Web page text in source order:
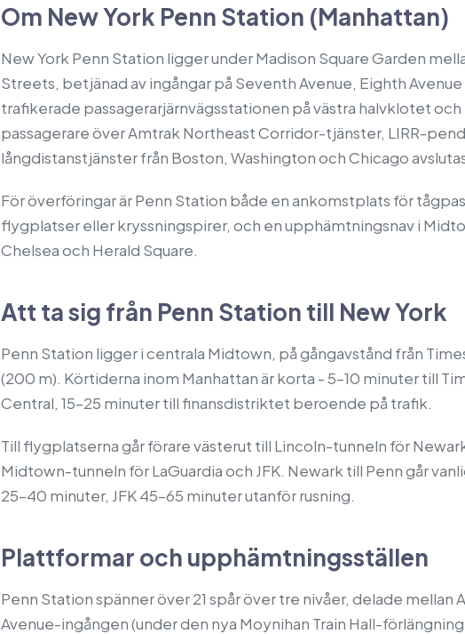
Om New York Penn Station (Manhattan)
New York Penn Station ligger under Madison Square Garden
Streets, betjänad av ingångar på Seventh Avenue, Eighth
trafikerade passagerarjärnvägsstationen på västra halvklotet
passagerare över Amtrak Northeast Corridor-tjänster, LIRR-
långdistanstjänster från Boston, Washington och Chicago
För överföringar är Penn Station både en ankomstplats för
flygplatser eller kryssningspirer, och en upphämtningsnav i
Chelsea och Herald Square.
Att ta sig från Penn Station till New York
Penn Station ligger i centrala Midtown, på gångavstånd från
(200 m). Körtiderna inom Manhattan är korta - 5–10 minuter till
Central, 15–25 minuter till finansdistriktet beroende på trafik.
Till flygplatserna går förare västerut till Lincoln-tunneln för
Midtown-tunneln för LaGuardia och JFK. Newark till Penn går
25–40 minuter, JFK 45–65 minuter utanför rusning.
Plattformar och upphämtningsställen
Penn Station spänner över 21 spår över tre nivåer, delade mellan
Avenue-ingången (under den nya Moynihan Train Hall-